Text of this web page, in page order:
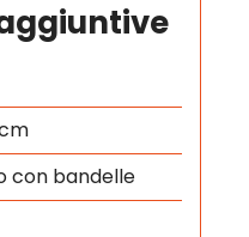
con bandelle